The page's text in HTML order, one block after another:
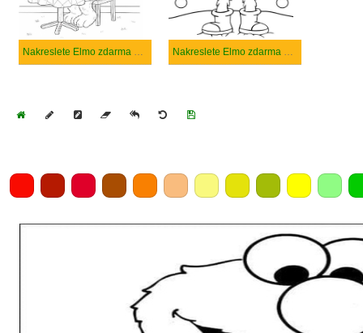
Nakreslete Elmo zdarma snadný tisknutelné Nakreslete Elmo zdarma základní